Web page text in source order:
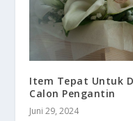
Item Tepat Untuk
Calon Pengantin
Juni 29, 2024